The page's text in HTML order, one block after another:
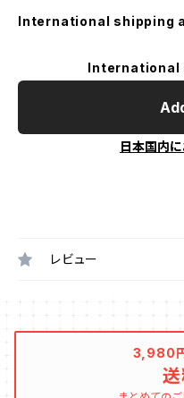
International shipping
International
日本国内
レビュー
3,980